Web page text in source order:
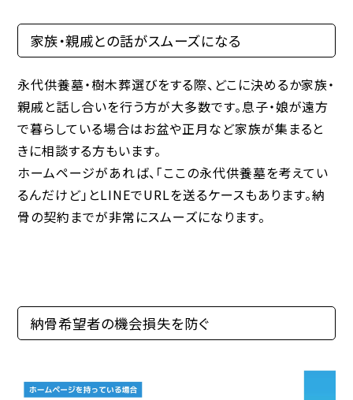
家族・親戚との話がスムーズになる
永代供養墓・樹木葬選びをする際、どこに決めるか家族・
親戚と話し合いを行う方が大多数です。息子・娘が遠方
で暮らしている場合はお盆や正月など家族が集まると
きに相談する方もいます。
ホームページがあれば、「ここの永代供養墓を考えてい
るんだけど」とLINEでURLを送るケースもあります。納
骨の契約までが非常にスムーズになります。
納骨希望者の機会損失を防ぐ